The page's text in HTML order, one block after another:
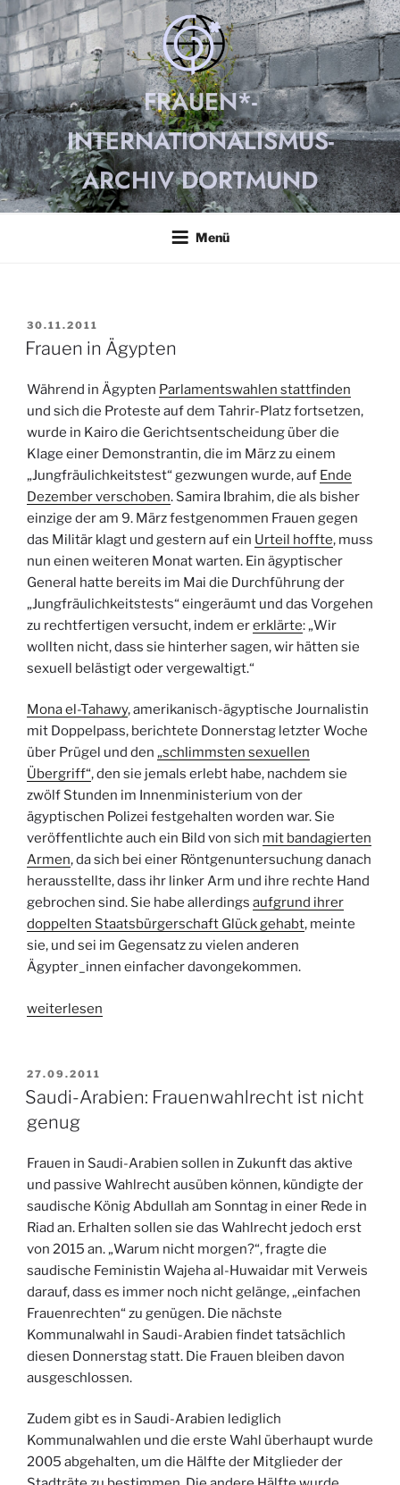
Zum
Inhalt
springen
FRAUEN*-
INTERNATIONALISMUS-
ARCHIV DORTMUND
Menü
VERÖFFENTLICHT
AM
30.11.2011
Frauen in Ägypten
Während in Ägypten Parlamentswahlen stattfinden
und sich die Proteste auf dem Tahrir-Platz fortsetzen,
wurde in Kairo die Gerichtsentscheidung über die
Klage einer Demonstrantin, die im März zu einem
„Jungfräulichkeitstest“ gezwungen wurde, auf Ende
Dezember verschoben. Samira Ibrahim, die als bisher
einzige der am 9. März festgenommen Frauen gegen
das Militär klagt und gestern auf ein Urteil hoffte, muss
nun einen weiteren Monat warten. Ein ägyptischer
General hatte bereits im Mai die Durchführung der
„Jungfräulichkeitstests“ eingeräumt und das Vorgehen
zu rechtfertigen versucht, indem ererklärte: „Wir
wollten nicht, dass sie hinterher sagen, wir hätten sie
sexuell belästigt oder vergewaltigt.“
Mona el-Tahawy, amerikanisch-ägyptische Journalistin
mit Doppelpass, berichtete Donnerstag letzter Woche
über Prügel und den „schlimmsten sexuellen
Übergriff“, den sie jemals erlebt habe, nachdem sie
zwölf Stunden im Innenministerium von der
ägyptischen Polizei festgehalten worden war. Sie
veröffentlichte auch ein Bild von sich mit bandagierten
Armen, da sich bei einer Röntgenuntersuchung danach
herausstellte, dass ihr linker Arm und ihre rechte Hand
gebrochen sind. Sie habe allerdings aufgrund ihrer
doppelten Staatsbürgerschaft Glück gehabt, meinte
sie, und sei im Gegensatz zu vielen anderen
Ägypter_innen einfacher davongekommen.
„Frauen
weiterlesen
VERÖFFENTLICHT
AM
27.09.2011
Saudi-Arabien: Frauenwahlrecht ist nicht
genug
Frauen in Saudi-Arabien sollen in Zukunft das aktive
und passive Wahlrecht ausüben können, kündigte der
saudische König Abdullah am Sonntag in einer Rede in
Riad an. Erhalten sollen sie das Wahlrecht jedoch erst
von 2015 an. „Warum nicht morgen?“, fragte die
saudische Feministin Wajeha al-Huwaidar mit Verweis
darauf, dass es immer noch nicht gelänge, „einfachen
Frauenrechten“ zu genügen. Die nächste
Kommunalwahl in Saudi-Arabien findet tatsächlich
diesen Donnerstag statt. Die Frauen bleiben davon
ausgeschlossen.
Zudem gibt es in Saudi-Arabien lediglich
Kommunalwahlen und die erste Wahl überhaupt wurde
2005 abgehalten, um die Hälfte der Mitglieder der